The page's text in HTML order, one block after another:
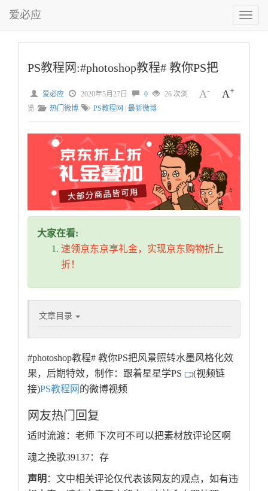
切
换
菜
爱必应
PS教程网:#photoshop教程# 教你PS把
A- A+
爱必应 2020年5月27日 0
26 次浏
览
热门微博 PS教程网 最新微博
大家在看:
速领京东京享礼金，实现京东购物折上
折！
文章目录
#photoshop教程# 教你PS把风景照转水墨风格化效
果，后期特效，制作：跟着星星学PS
(视频链
接)PS教程网 的微博视频
网友热门回复
适时流渡：老师 下次可不可以把素材放评论区啊
魂之挽歌39137：存
声明 ：文中相关评论仅代表该网友的观点，如有违